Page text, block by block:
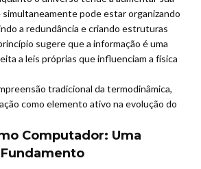
pode estar organizando
a redundância e criando estruturas
sugere que a informação é uma
a leis próprias que influenciam a física
tradicional da termodinâmica,
como elemento ativo na evolução do
Computador: Uma